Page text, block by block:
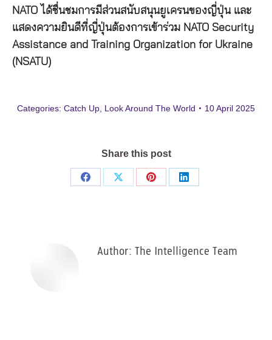
NATO ได้ชื่นชมการมีส่วนสนับสนุนยูเครนของญี่ปุ่น และ
แสดงความยินดีที่ญี่ปุ่นต้องการเข้าร่วม NATO Security
Assistance and Training Organization for Ukraine
(NSATU)
Categories: Catch Up Look Around The World 10 April 2025
Share this post
Share
Share
Share
Share
Author: The Intelligence Team